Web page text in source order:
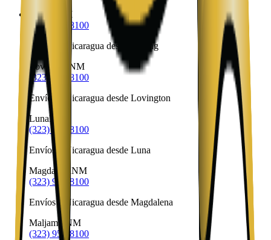
Loving
NM
(323) 953-8100
Envíos a Nicaragua desde Loving
Lovington
NM
(323) 953-8100
Envíos a Nicaragua desde Lovington
LunaNM
(323) 953-8100
Envíos a Nicaragua desde Luna
MagdalenaNM
(323) 953-8100
Envíos a Nicaragua desde Magdalena
Maljamar NM
(323) 953-8100